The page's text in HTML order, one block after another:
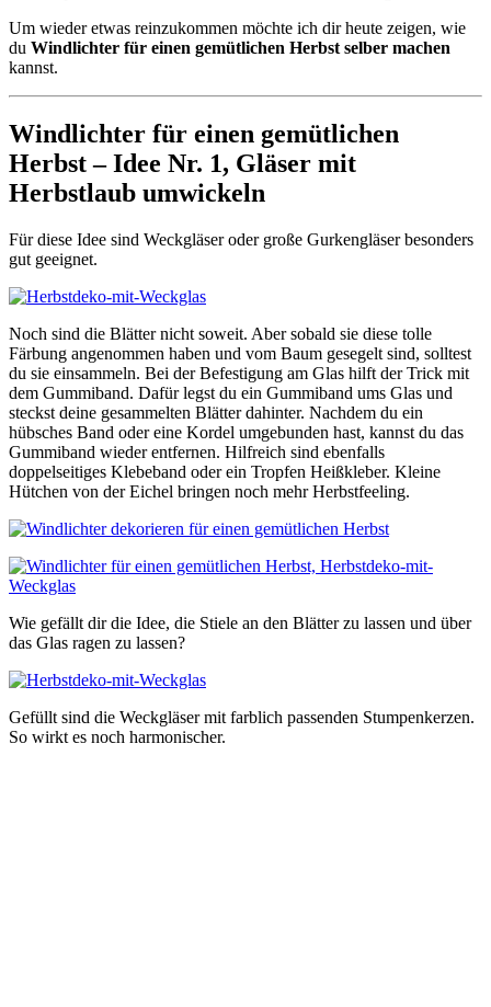
Um wieder etwas reinzukommen möchte ich dir heute zeigen, wie
du Windlichter für einen gemütlichen Herbst selber machen
kannst.
Windlichter für einen gemütlichen
Herbst – Idee Nr. 1, Gläser mit
Herbstlaub umwickeln
Für diese Idee sind Weckgläser oder große Gurkengläser besonders
gut geeignet.
Noch sind die Blätter nicht soweit. Aber sobald sie diese tolle
Färbung angenommen haben und vom Baum gesegelt sind, solltest
du sie einsammeln. Bei der Befestigung am Glas hilft der Trick mit
dem Gummiband. Dafür legst du ein Gummiband ums Glas und
steckst deine gesammelten Blätter dahinter. Nachdem du ein
hübsches Band oder eine Kordel umgebunden hast, kannst du das
Gummiband wieder entfernen. Hilfreich sind ebenfalls
doppelseitiges Klebeband oder ein Tropfen Heißkleber. Kleine
Hütchen von der Eichel bringen noch mehr Herbstfeeling.
Wie gefällt dir die Idee, die Stiele an den Blätter zu lassen und über
das Glas ragen zu lassen?
Gefüllt sind die Weckgläser mit farblich passenden Stumpenkerzen.
So wirkt es noch harmonischer.